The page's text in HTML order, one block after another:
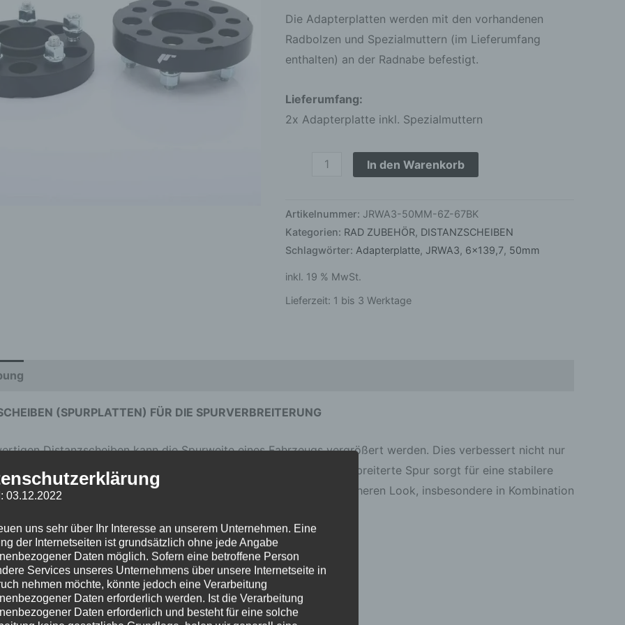
Die Adapterplatten werden mit den vorhandenen
Radbolzen und Spezialmuttern (im Lieferumfang
enthalten) an der Radnabe befestigt.
Lieferumfang:
2x Adapterplatte inkl. Spezialmuttern
eloxiert
Menge
In den Warenkorb
Artikelnummer: JRWA3-50MM-6Z-67BK
Kategorien: RAD ZUBEHÖR, DISTANZSCHEIBEN
Schlagwörter: Adapterplatte, JRWA3, 6x139,7, 50mm
inkl. 19 % MwSt.
Lieferzeit: 1 bis 3 Werktage
(SPURPLATTEN) FÜR DIE SPURVERBREITERUNG
Distanzscheiben kann die Spurweite eines Fahrzeugs vergrößert werden. Dies verbessert nicht nur
kann auch das Fahrverhalten positiv beeinflussen. Eine verbreiterte Spur sorgt für eine stabilere
reduzierte Seitenneigung in Kurven und einen insgesamt sportlicheren Look, insbesondere in Kombination
Fahrwerk.
Hochwertiges Aluminium, eloxiert in Schwarz oder Silber
pro Seite:50 mm
03.12.2022
uns sehr über Ihr Interesse an unserem Unternehmen. Eine
der Internetseiten ist grundsätzlich ohne jede Angabe
Daten möglich. Sofern eine betroffene Person
Services unseres Unternehmens über unsere Internetseite in
nehmen möchte, könnte jedoch eine Verarbeitung
Daten erforderlich werden. Ist die Verarbeitung
Daten erforderlich und besteht für eine solche